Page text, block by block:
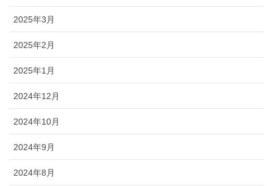
2025年3月
2025年2月
2025年1月
2024年12月
2024年10月
2024年9月
2024年8月